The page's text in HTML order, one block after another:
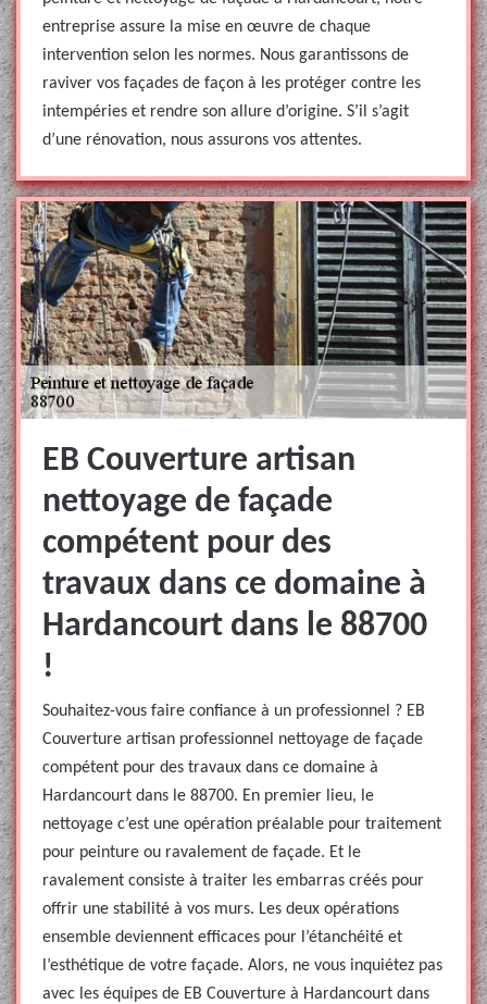
entreprise assure la mise en œuvre de chaque
intervention selon les normes. Nous garantissons de
raviver vos façades de façon à les protéger contre les
intempéries et rendre son allure d’origine. S’il s’agit
d’une rénovation, nous assurons vos attentes.
EB Couverture artisan
nettoyage de façade
compétent pour des
travaux dans ce domaine à
Hardancourt dans le 88700
!
Souhaitez-vous faire confiance à un professionnel ? EB
Couverture artisan professionnel nettoyage de façade
compétent pour des travaux dans ce domaine à
Hardancourt dans le 88700. En premier lieu, le
nettoyage c’est une opération préalable pour traitement
pour peinture ou ravalement de façade. Et le
ravalement consiste à traiter les embarras créés pour
offrir une stabilité à vos murs. Les deux opérations
ensemble deviennent efficaces pour l’étanchéité et
l’esthétique de votre façade. Alors, ne vous inquiétez pas
avec les équipes de EB Couverture à Hardancourt dans